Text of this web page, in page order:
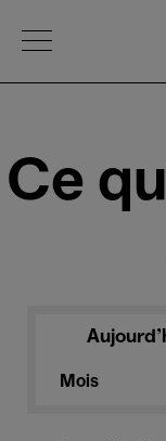
Open Menu
Ce
Mois